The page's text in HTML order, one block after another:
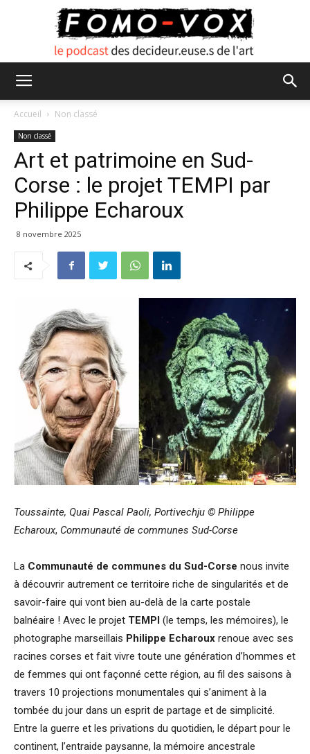
Accueil Non classé
Non classé
Art et patrimoine en Sud-
Corse : le projet TEMPI par
Philippe Echaroux
8 novembre 2025
Toussainte, Quai Pascal Paoli, Portivechju © Philippe
Echaroux, Communauté de communes Sud-Corse
La Communauté de communes du Sud-Corse nous invite
à découvrir autrement ce territoire riche de singularités et de
savoir-faire qui vont bien au-delà de la carte postale
balnéaire ! Avec le projet TEMPI (le temps, les mémoires), le
photographe marseillais Philippe Echaroux renoue avec ses
racines corses et fait vivre toute une génération d’hommes et
de femmes qui ont façonné cette région, au fil des saisons à
travers 10 projections monumentales qui s’animent à la
tombée du jour dans un esprit de partage et de simplicité.
Entre la guerre et les privations du quotidien, le départ pour le
continent, l’entraide paysanne, la mémoire ancestrale